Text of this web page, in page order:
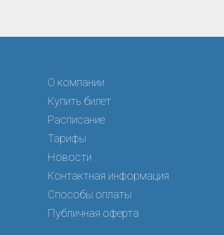
О компании
Купить билет
Расписание
Тарифы
Новости
Контактная информация
Способы оплаты
Публичная оферта